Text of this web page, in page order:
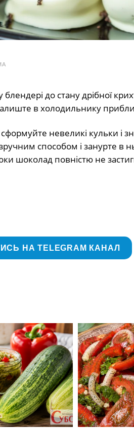
блендері до стану дрібної
залиште в холодильнику
невеликі кульки і
способом і занурте в
шоколад повністю не
НА TELEGRAM КАНАЛ